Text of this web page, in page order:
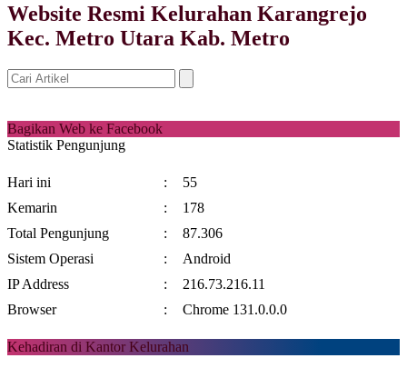
Website Resmi Kelurahan Karangrejo
Kec. Metro Utara Kab. Metro
Bagikan Web ke Facebook
Statistik Pengunjung
Hari ini :
55
Kemarin
:
178
Total Pengunjung
:
87.306
Sistem Operasi
:
Android
IP Address
:
216.73.216.11
Browser
: Chrome 131.0.0.0
Kehadiran di Kantor Kelurahan